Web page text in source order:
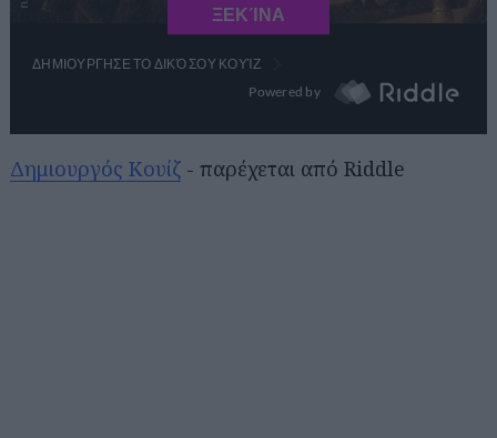
Δημιουργός Κουίζ - παρέχεται από Riddle